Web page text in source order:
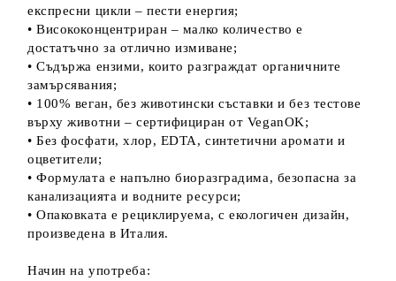
експресни цикли – пести енергия;
• Висококонцентриран – малко количество е
достатъчно за отлично измиване;
• Съдържа ензими, които разграждат органичните
замърсявания;
• 100% веган, без животински съставки и без тестове
върху животни – сертифициран от VeganOK;
• Без фосфати, хлор, EDTA, синтетични аромати и
оцветители;
• Формулата е напълно биоразградима, безопасна за
канализацията и водните ресурси;
• Опаковката е рециклируема, с екологичен дизайн,
произведена в Италия.
Начин на употреба: